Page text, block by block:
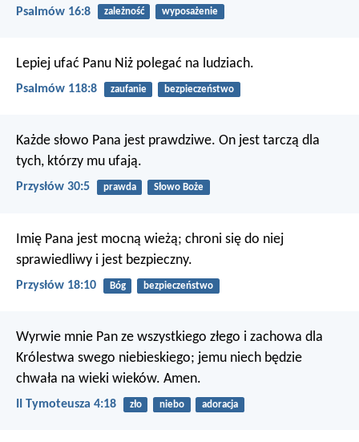
Psalmów 16:8 zależność wyposażenie
Lepiej ufać Panu Niż polegać na ludziach.
Psalmów 118:8 zaufanie bezpieczeństwo
Każde słowo Pana jest prawdziwe. On jest tarczą dla
tych, którzy mu ufają.
Przysłów 30:5 prawda Słowo Boże
Imię Pana jest mocną wieżą; chroni się do niej
sprawiedliwy i jest bezpieczny.
Przysłów 18:10 Bóg bezpieczeństwo
Wyrwie mnie Pan ze wszystkiego złego i zachowa dla
Królestwa swego niebieskiego; jemu niech będzie
chwała na wieki wieków. Amen.
II Tymoteusza 4:18 zło niebo adoracja